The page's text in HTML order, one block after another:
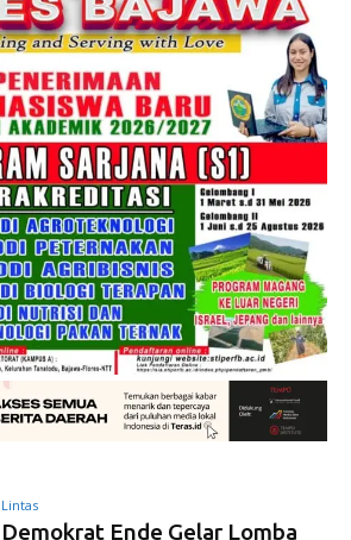
Lintas
Demokrat Ende Gelar Lomba